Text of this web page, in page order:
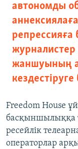
автономды
репрессияға
журналистер
жаншуының
Freedom House
басқыншылыққа
ресейлік
операторлар